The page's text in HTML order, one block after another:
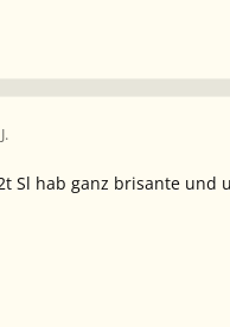
Sl hab ganz brisante